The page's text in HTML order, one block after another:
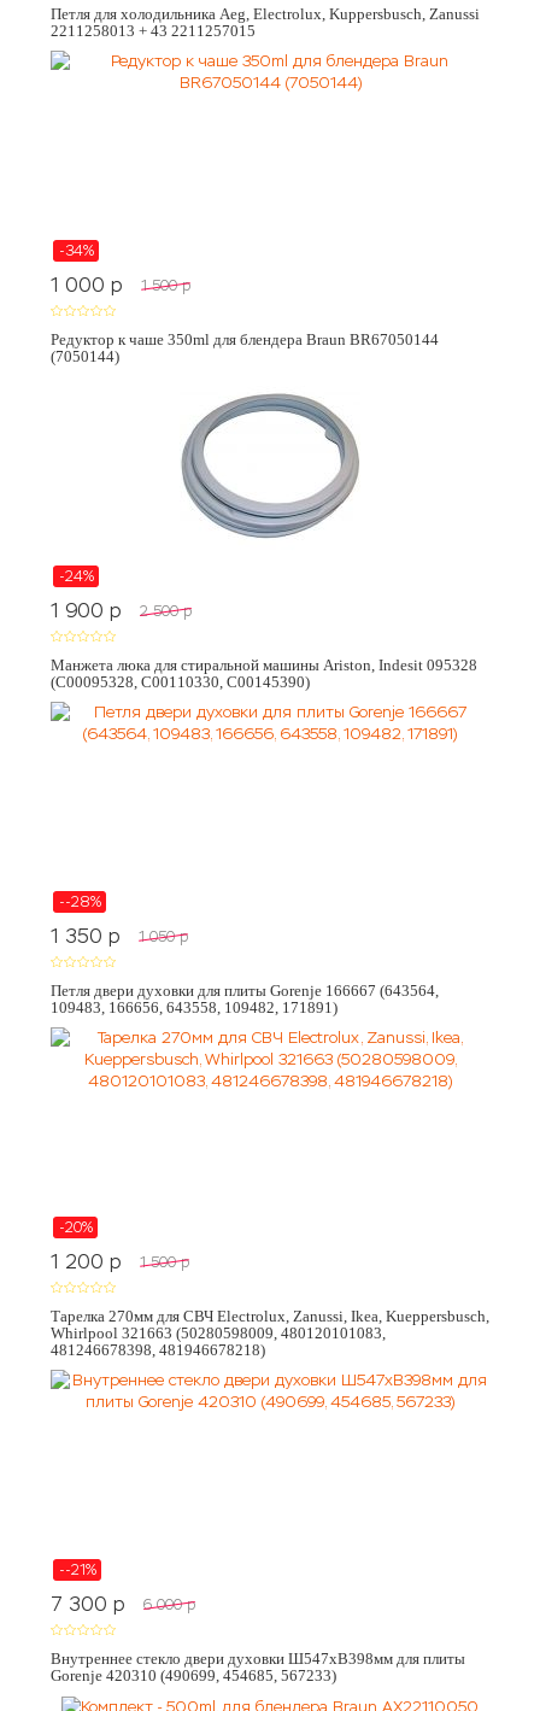
Петля для холодильника Aeg, Electrolux, Kuppersbusch, Zanussi
2211258013 + 43 2211257015
-34%
1 000 p 1 500 p
Редуктор к чаше 350ml для блендера Braun BR67050144
(7050144)
-24%
1 900 p 2 500 p
Манжета люка для стиральной машины Ariston, Indesit 095328
(C00095328, C00110330, C00145390)
--28%
1 350 p 1 050 p
Петля двери духовки для плиты Gorenje 166667 (643564,
109483, 166656, 643558, 109482, 171891)
-20%
1 200 p 1 500 p
Тарелка 270мм для СВЧ Electrolux, Zanussi, Ikea, Kueppersbusch,
Whirlpool 321663 (50280598009, 480120101083,
481246678398, 481946678218)
--21%
7 300 p 6 000 p
Внутреннее стекло двери духовки Ш547хВ398мм для плиты
Gorenje 420310 (490699, 454685, 567233)